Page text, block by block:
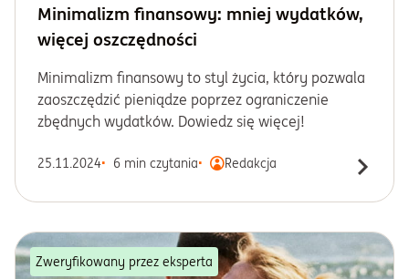
Minimalizm finansowy: mniej wydatków,
więcej oszczędności
Minimalizm finansowy to styl życia, który pozwala
zaoszczędzić pieniądze poprzez ograniczenie
zbędnych wydatków. Dowiedz się więcej!
25.11.2024 6 min czytania Redakcja
Zweryfikowany przez eksperta